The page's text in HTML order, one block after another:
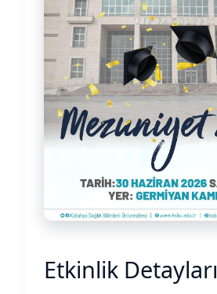
Etkinlik Detayları